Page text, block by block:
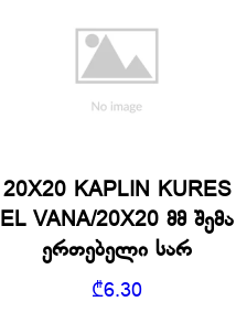
20X20 KAPLIN KURES
EL VANA/20X20 მმ შემა
ერთებელი სარ
₾6.30